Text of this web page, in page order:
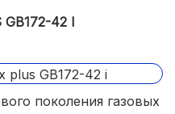
GB172-42 I
поколения газовых